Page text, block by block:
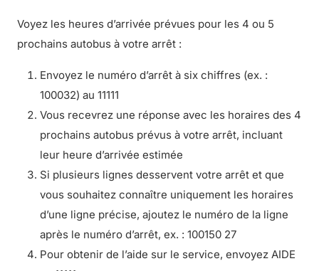
Voyez les heures d’arrivée prévues pour les 4 ou 5
prochains autobus à votre arrêt :
Envoyez le numéro d’arrêt à six chiffres (ex. :
100032) au 11111
Vous recevrez une réponse avec les horaires des 4
prochains autobus prévus à votre arrêt, incluant
leur heure d’arrivée estimée
Si plusieurs lignes desservent votre arrêt et que
vous souhaitez connaître uniquement les horaires
d’une ligne précise, ajoutez le numéro de la ligne
après le numéro d’arrêt, ex. : 100150 27
Pour obtenir de l’aide sur le service, envoyez AIDE